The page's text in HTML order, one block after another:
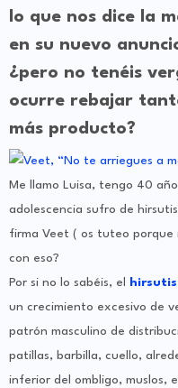
lo que nos dice la
en su nuevo
¿pero no tenéis
ocurre rebajar
más producto?
Me llamo Luisa, tengo 40
adolescencia sufro de
firma Veet ( os tuteo porque
con eso?
Por si no lo sabéis, el
un crecimiento excesivo de
patrón masculino de
patillas, barbilla, cuello,
inferior del ombligo, muslos,